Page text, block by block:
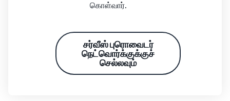
கொள்வார்.
சர்வீஸ் புரொவைடர்
நெட்வொர்க்குக்குச்
செல்லவும்